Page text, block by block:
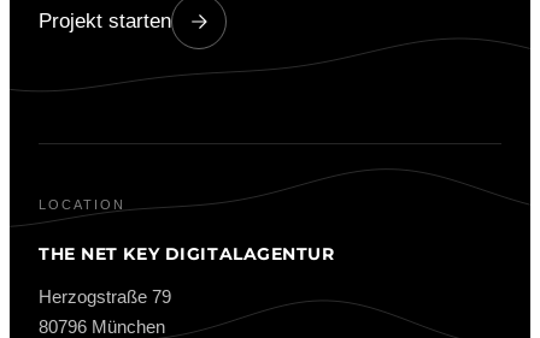
Projekt starten
LOCATION
THE NET KEY DIGITALAGENTUR
Herzogstraße 79
80796 München